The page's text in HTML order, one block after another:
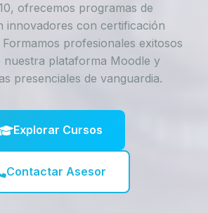
ofrecemos programas de
innovadores con certificación
Formamos profesionales exitosos
nuestra plataforma Moodle y
presenciales de vanguardia.
Explorar Cursos
Contactar Asesor